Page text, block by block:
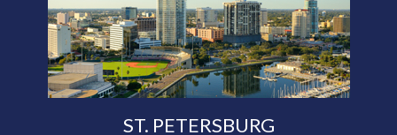
ST. PETERSBURG